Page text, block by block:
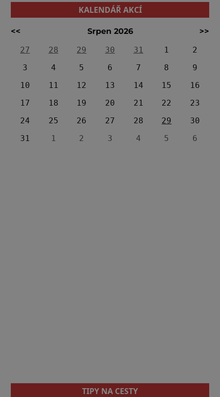
KALENDÁŘ AKCÍ
<< Srpen 2026
>>
27
28 29 30 31 1
2
3
4 5 6 7 8
9
10
11 12 13 14 15
16
17
18 19 20 21 22
23
24
25 26 27 28 29
30
31
1 2 3 4 5 6
TIPY NA CESTY